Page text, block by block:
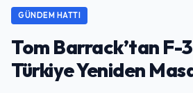
GÜNDEM HATTI
Tom Barrack’tan F-
Türkiye Yeniden